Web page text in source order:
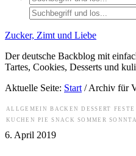
Zucker, Zimt und Liebe
Der deutsche Backblog mit
Tartes, Cookies, Desserts und
Aktuelle Seite: Start /Archiv für
ALLGEMEIN BACKEN DESSERT FESTE
KUCHEN
PIE SNACK SOMMER
6. April 2019